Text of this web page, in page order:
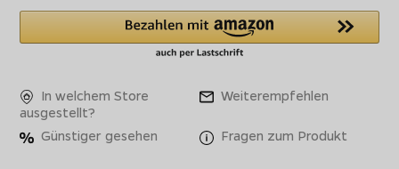
In welchem Store
ausgestellt?
Weiterempfehlen
Günstiger gesehen Fragen zum Produkt